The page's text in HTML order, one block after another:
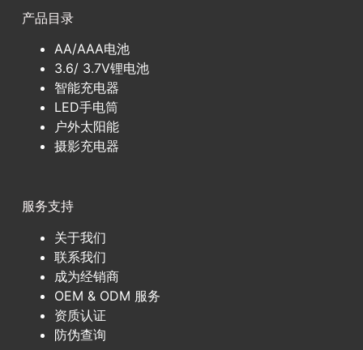
产品目录
AA/AAA电池
3.6/ 3.7V锂电池
智能充电器
LED手电筒
户外太阳能
摄影充电器
服务支持
关于我们
联系我们
成为经销商
OEM & ODM 服务
资质认证
防伪查询